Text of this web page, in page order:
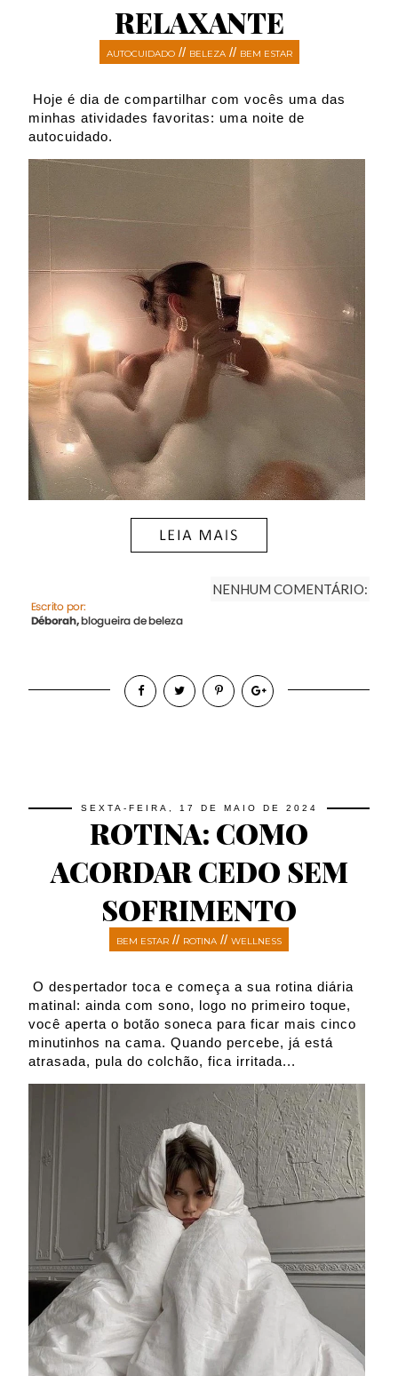
RELAXANTE
AUTOCUIDADO// BELEZA// BEM ESTAR
Hoje é dia de compartilhar com vocês uma das
minhas atividades favoritas: uma noite de
autocuidado.
NENHUM COMENTÁRIO:
SEXTA-FEIRA, 17 DE MAIO DE 2024
ROTINA: COMO
ACORDAR CEDO SEM
SOFRIMENTO
BEM ESTAR // ROTINA // WELLNESS
O despertador toca e começa a sua rotina diária
matinal: ainda com sono, logo no primeiro toque,
você aperta o botão soneca para ficar mais cinco
minutinhos na cama. Quando percebe, já está
atrasada, pula do colchão, fica irritada...